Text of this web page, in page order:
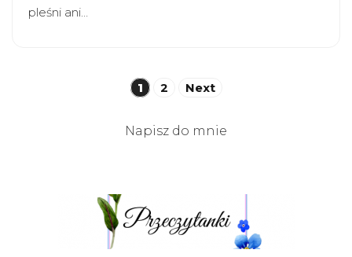
pleśni ani…
Stronicowanie
1 2 Next
Napisz do mnie